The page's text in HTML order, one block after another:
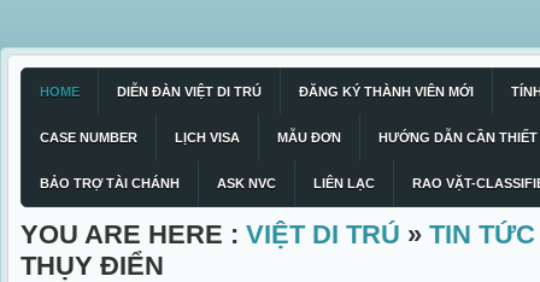
HOME DIỄN ĐÀN VIỆT DI TRÚ ĐĂNG KÝ THÀNH VIÊN MỚI
CASE NUMBER LỊCH VISA MẪU ĐƠN HƯỚNG DẪN CẦN THIẾT
BẢO TRỢ TÀI CHÁNH ASK NVC LIÊN LẠC RAO VẶT-
YOU ARE HERE : VIỆT DI TRÚ » TIN
THỤY ĐIỂN